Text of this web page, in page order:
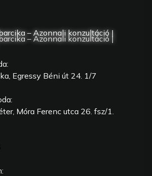
Egressy Béni út 24. 1/7
Móra Ferenc utca 26. fsz/1.